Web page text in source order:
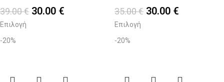
39.00€ 30.00 €
Επιλογή
35.00€ 30.00 €
Επιλογή
-20% -20%